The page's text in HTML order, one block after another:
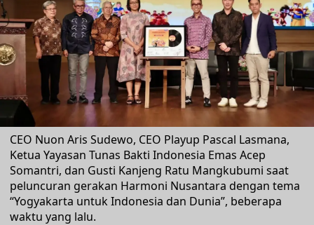
CEO Nuon Aris Sudewo, CEO Playup Pascal Lasmana,
Ketua Yayasan Tunas Bakti Indonesia Emas Acep
Somantri, dan Gusti Kanjeng Ratu Mangkubumi saat
peluncuran gerakan Harmoni Nusantara dengan tema
“Yogyakarta untuk Indonesia dan Dunia”, beberapa
waktu yang lalu.